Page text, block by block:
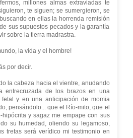
millones almas extraviadas te
te siguen; se sumergieron, se
en ellas la horrenda remisión
sus supuestos pecados y la garantía
sobre la tierra madrastra.
la vida y el hombre!
por decir.
la cabeza hacia el vientre, anudando
de los brazos en una
y en una anticipación de momia
pensándolo... que el Río-mito, que el
hipócrita y sagaz me empape con sus
su humedad, oliendo su legamoso,
tretas será verídico mi testimonio en